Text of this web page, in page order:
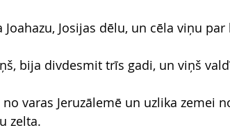
Josijas dēlu, un cēla viņu
bija divdesmit trīs gadi, un viņš
varas Jeruzālemē un uzlika zemei
zelta.